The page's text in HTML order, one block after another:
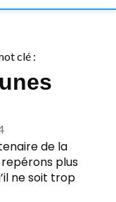
clé :
de la
repérons plus
ne soit trop